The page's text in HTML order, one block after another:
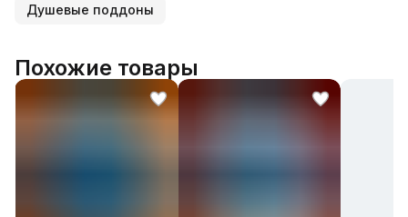
Душевые поддоны
Похожие товары